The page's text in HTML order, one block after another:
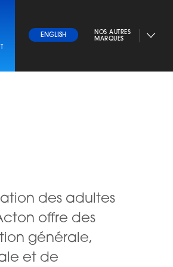
ENGLISH
NOS AUTRES
MARQUES
des adultes
offre des
générale,
et de